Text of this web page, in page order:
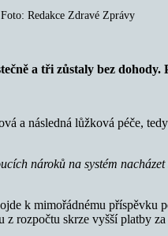
Redakce Zdravé Zprávy
a tři zůstaly bez
a následná lůžková péče,
nároků na systém
k mimořádnému
rozpočtu skrze vyšší platby za